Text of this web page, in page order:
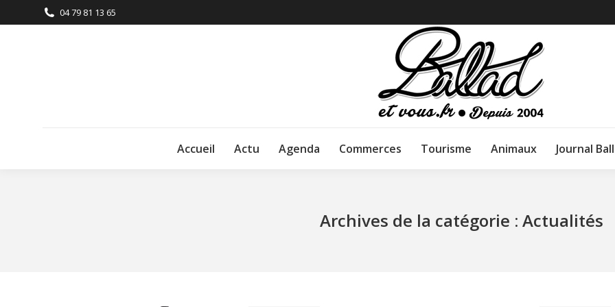
04 79 81 13 65
Accueil Actu Agenda Commerces Tourisme Animaux Journal
Archives de la catégorie : Actualités